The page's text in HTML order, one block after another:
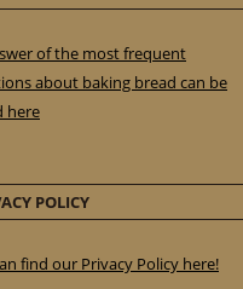
of the most frequent
about baking bread can be
here
POLICY
find our Privacy Policy here!